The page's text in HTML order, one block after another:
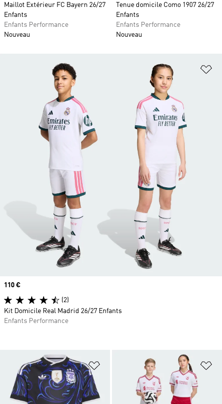
Maillot Extérieur FC Bayern 26/27
Enfants
Enfants Performance
Nouveau
Tenue domicile Como 1907 26/27
Enfants
Enfants Performance
Nouveau
Ajouter à la Liste de produits
Prix
110 €
(2)
Kit Domicile Real Madrid 26/27 Enfants
Enfants Performance